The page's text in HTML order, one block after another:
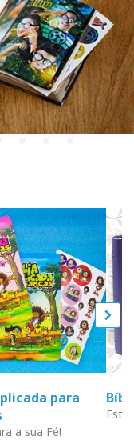
para
a sua Fé!